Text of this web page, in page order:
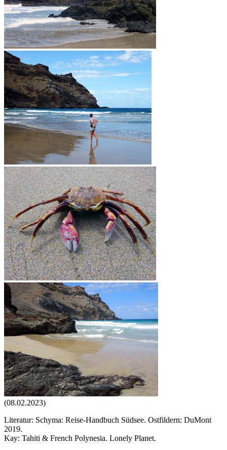
(08.02.2023)
Literatur: Schyma: Reise-Handbuch Südsee. Ostfildern: DuMont
2019.
Kay: Tahiti & French Polynesia. Lonely Planet.